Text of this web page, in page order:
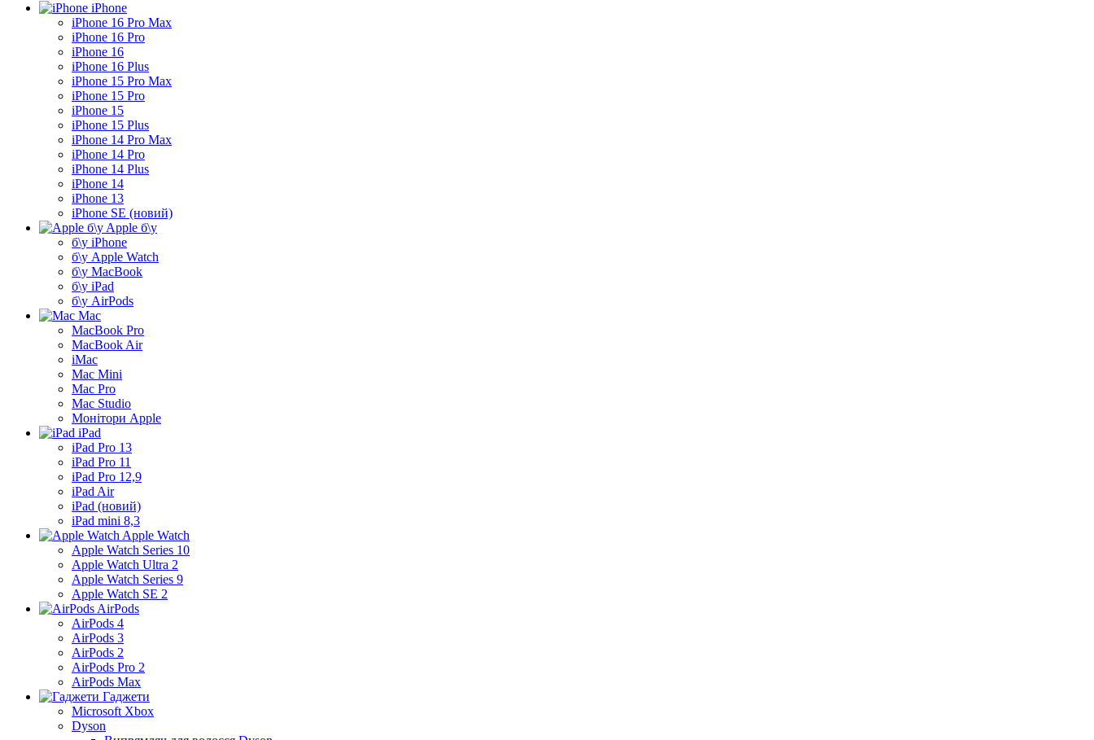
iPhone
iPhone 16 Pro Max
iPhone 16 Pro
iPhone 16
iPhone 16 Plus
iPhone 15 Pro Max
iPhone 15 Pro
iPhone 15
iPhone 15 Plus
iPhone 14 Pro Max
iPhone 14 Pro
iPhone 14 Plus
iPhone 14
iPhone 13
iPhone SE (новий)
Apple б\у
б\у iPhone
б\у Apple Watch
б\у MacBook
б\у iPad
б\у AirPods
Mac
MacBook Pro
MacBook Air
iMac
Mac Mini
Mac Pro
Mac Studio
Монітори Apple
iPad
iPad Pro 13
iPad Pro 11
iPad Pro 12,9
iPad Air
iPad (новий)
iPad mini 8,3
Apple Watch
Apple Watch Series 10
Apple Watch Ultra 2
Apple Watch Series 9
Apple Watch SE 2
AirPods
AirPods 4
AirPods 3
AirPods 2
AirPods Pro 2
AirPods Max
Гаджети
Microsoft Xbox
Dyson